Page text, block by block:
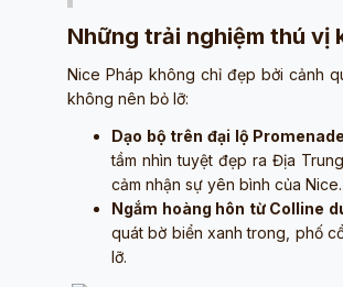
Những trải nghiệm thú vị
Nice Pháp không chỉ đẹp bởi cảnh
không nên bỏ lỡ:
Dạo bộ trên đại lộ
tầm nhìn tuyệt đẹp ra Địa
cảm nhận sự yên bình của Nice.
Ngắm hoàng hôn từ Colline
quát bờ biển xanh trong, phố
lỡ.